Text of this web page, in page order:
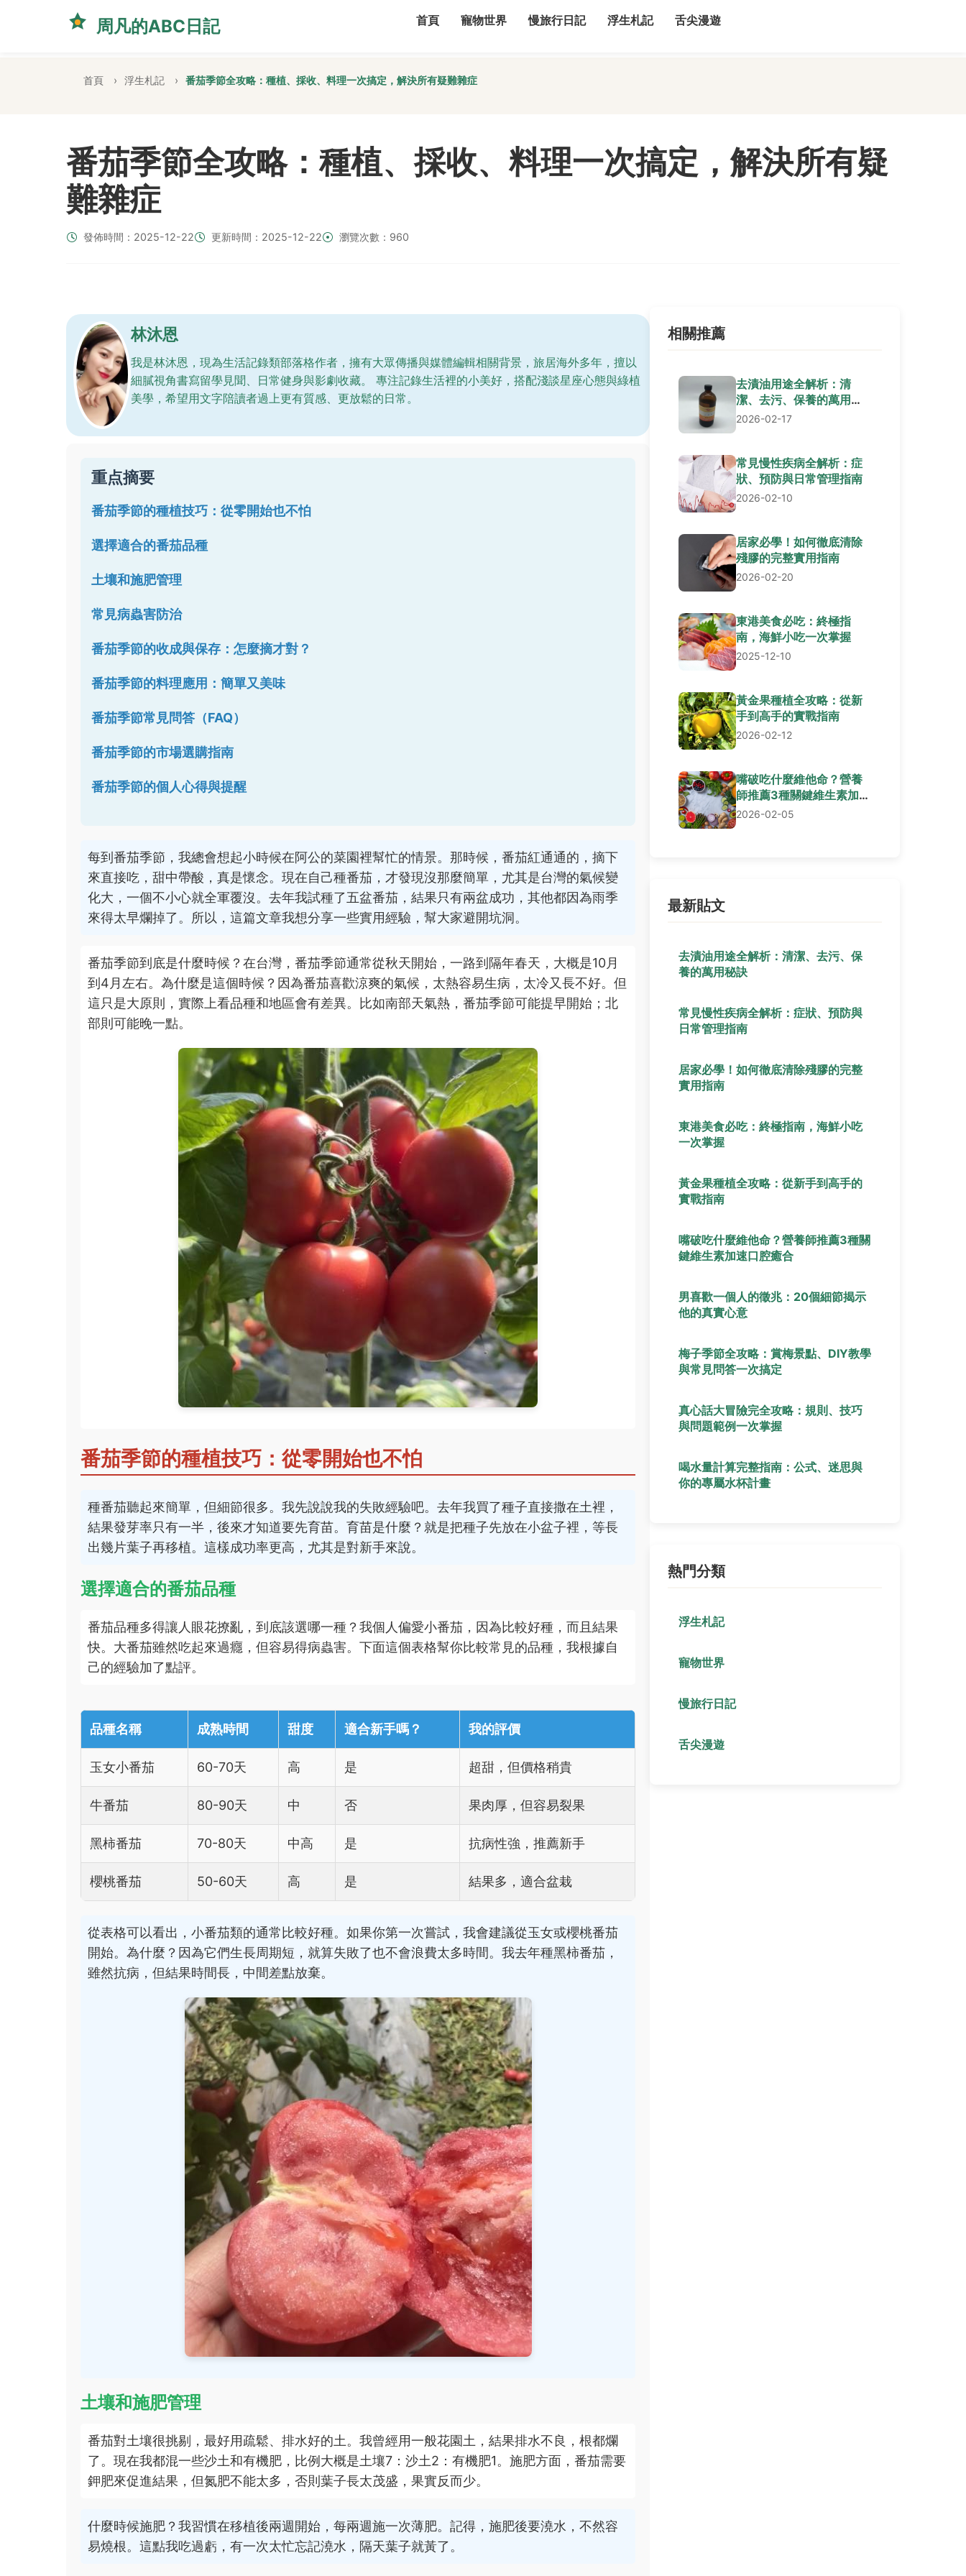
周凡的ABC日記 首頁 寵物世界 慢旅行日記 浮生札記 舌尖漫遊
首頁 浮生札記 番茄季節全攻略：種植、採收、料理一次搞定，解決所有疑難雜症
番茄季節全攻略：種植、採收、料理一次搞定，解決所有疑
難雜症
發佈時間：2025-12-22 更新時間：2025-12-22 瀏覽次數：960
林沐恩
我是林沐恩，現為生活記錄類部落格作者，擁有大眾傳播與媒體編輯相關背景，旅居海外多年，擅以
細膩視角書寫留學見聞、日常健身與影劇收藏。 專注記錄生活裡的小美好，搭配淺談星座心態與綠植
美學，希望用文字陪讀者過上更有質感、更放鬆的日常。
重点摘要
番茄季節的種植技巧：從零開始也不怕
選擇適合的番茄品種
土壤和施肥管理
常見病蟲害防治
番茄季節的收成與保存：怎麼摘才對？
番茄季節的料理應用：簡單又美味
番茄季節常見問答（FAQ）
番茄季節的市場選購指南
番茄季節的個人心得與提醒
每到番茄季節，我總會想起小時候在阿公的菜園裡幫忙的情景。那時候，番茄紅通通的，摘下
來直接吃，甜中帶酸，真是懷念。現在自己種番茄，才發現沒那麼簡單，尤其是台灣的氣候變
化大，一個不小心就全軍覆沒。去年我試種了五盆番茄，結果只有兩盆成功，其他都因為雨季
來得太早爛掉了。所以，這篇文章我想分享一些實用經驗，幫大家避開坑洞。
番茄季節到底是什麼時候？在台灣，番茄季節通常從秋天開始，一路到隔年春天，大概是10月
到4月左右。為什麼是這個時候？因為番茄喜歡涼爽的氣候，太熱容易生病，太冷又長不好。但
這只是大原則，實際上看品種和地區會有差異。比如南部天氣熱，番茄季節可能提早開始；北
部則可能晚一點。
番茄季節的種植技巧：從零開始也不怕
種番茄聽起來簡單，但細節很多。我先說說我的失敗經驗吧。去年我買了種子直接撒在土裡，
結果發芽率只有一半，後來才知道要先育苗。育苗是什麼？就是把種子先放在小盆子裡，等長
出幾片葉子再移植。這樣成功率更高，尤其是對新手來說。
選擇適合的番茄品種
番茄品種多得讓人眼花撩亂，到底該選哪一種？我個人偏愛小番茄，因為比較好種，而且結果
快。大番茄雖然吃起來過癮，但容易得病蟲害。下面這個表格幫你比較常見的品種，我根據自
己的經驗加了點評。
品種名稱 成熟時間 甜度 適合新手嗎？ 我的評價
玉女小番茄 60-70天 高 是 超甜，但價格稍貴
牛番茄 80-90天 中 否 果肉厚，但容易裂果
黑柿番茄 70-80天 中高 是 抗病性強，推薦新手
櫻桃番茄 50-60天 高 是 結果多，適合盆栽
從表格可以看出，小番茄類的通常比較好種。如果你第一次嘗試，我會建議從玉女或櫻桃番茄
開始。為什麼？因為它們生長周期短，就算失敗了也不會浪費太多時間。我去年種黑柿番茄，
雖然抗病，但結果時間長，中間差點放棄。
土壤和施肥管理
番茄對土壤很挑剔，最好用疏鬆、排水好的土。我曾經用一般花園土，結果排水不良，根都爛
了。現在我都混一些沙土和有機肥，比例大概是土壤7：沙土2：有機肥1。施肥方面，番茄需要
鉀肥來促進結果，但氮肥不能太多，否則葉子長太茂盛，果實反而少。
什麼時候施肥？我習慣在移植後兩週開始，每兩週施一次薄肥。記得，施肥後要澆水，不然容
易燒根。這點我吃過虧，有一次太忙忘記澆水，隔天葉子就黃了。
相關推薦
去漬油用途全解析：清
潔、去污、保養的萬用秘
訣
2026-02-17
常見慢性疾病全解析：症
狀、預防與日常管理指南
2026-02-10
居家必學！如何徹底清除
殘膠的完整實用指南
2026-02-20
東港美食必吃：終極指
南，海鮮小吃一次掌握
2025-12-10
黃金果種植全攻略：從新
手到高手的實戰指南
2026-02-12
嘴破吃什麼維他命？營養
師推薦3種關鍵維生素加速
口腔癒合
2026-02-05
最新貼文
去漬油用途全解析：清潔、去污、保
養的萬用秘訣
常見慢性疾病全解析：症狀、預防與
日常管理指南
居家必學！如何徹底清除殘膠的完整
實用指南
東港美食必吃：終極指南，海鮮小吃
一次掌握
黃金果種植全攻略：從新手到高手的
實戰指南
嘴破吃什麼維他命？營養師推薦3種關
鍵維生素加速口腔癒合
男喜歡一個人的徵兆：20個細節揭示
他的真實心意
梅子季節全攻略：賞梅景點、DIY教學
與常見問答一次搞定
真心話大冒險完全攻略：規則、技巧
與問題範例一次掌握
喝水量計算完整指南：公式、迷思與
你的專屬水杯計畫
熱門分類
浮生札記
寵物世界
慢旅行日記
舌尖漫遊